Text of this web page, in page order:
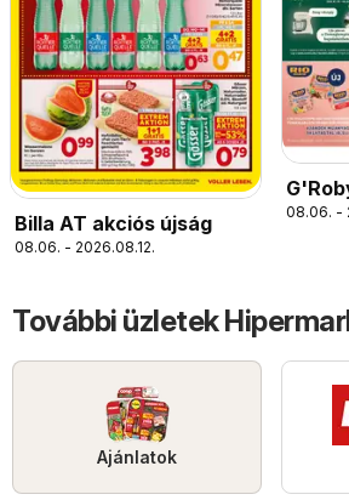
Billa AT akciós újság
08.06. - 2026.08.12.
08.06. -
További üzletek
Ajánlatok